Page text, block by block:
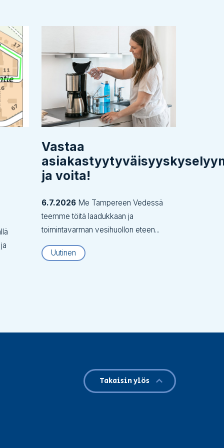
Vastaa
ja voita!
6.7.2026 Me Tampereen Vedessä
teemme töitä laadukkaan ja
toimintavarman vesihuollon eteen...
Uutinen
Takaisin ylös